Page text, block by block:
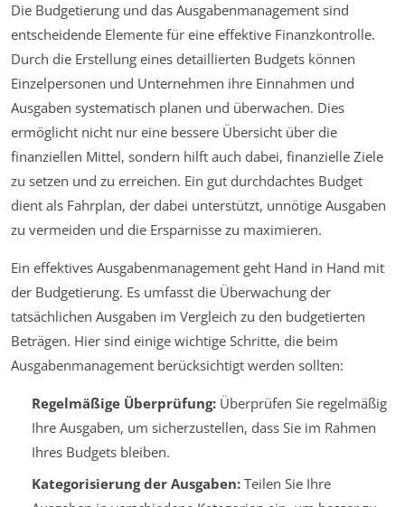
Die Budgetierung und das Ausgabenmanagement sind
entscheidende Elemente für eine effektive Finanzkontrolle.
Durch die Erstellung eines detaillierten Budgets können
Einzelpersonen und Unternehmen ihre Einnahmen und
Ausgaben systematisch planen und überwachen. Dies
ermöglicht nicht nur eine bessere Übersicht über die
finanziellen Mittel, sondern hilft auch dabei, finanzielle Ziele
zu setzen und zu erreichen. Ein gut durchdachtes Budget
dient als Fahrplan, der dabei unterstützt, unnötige Ausgaben
zu vermeiden und die Ersparnisse zu maximieren.
Ein effektives Ausgabenmanagement geht Hand in Hand mit
der Budgetierung. Es umfasst die Überwachung der
tatsächlichen Ausgaben im Vergleich zu den budgetierten
Beträgen. Hier sind einige wichtige Schritte, die beim
Ausgabenmanagement berücksichtigt werden sollten:
Regelmäßige Überprüfung:Überprüfen Sie regelmäßig
Ihre Ausgaben, um sicherzustellen, dass Sie im Rahmen
Ihres Budgets bleiben.
Kategorisierung der Ausgaben:Teilen Sie Ihre